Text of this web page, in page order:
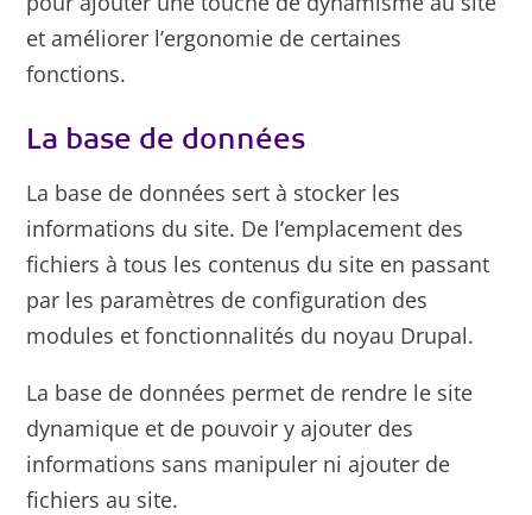
et améliorer l’ergonomie de certaines
fonctions.
La base de données
La base de données sert à stocker les
informations du site. De l’emplacement des
fichiers à tous les contenus du site en passant
par les paramètres de configuration des
modules et fonctionnalités du noyau Drupal.
La base de données permet de rendre le site
dynamique et de pouvoir y ajouter des
informations sans manipuler ni ajouter de
fichiers au site.